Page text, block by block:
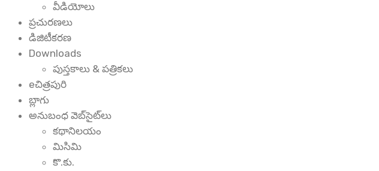
వీడియోలు
ప్రచురణలు
డిజిటీకరణ
Downloads
పుస్తకాలు & పత్రికలు
eచిత్రపురి
బ్లాగు
అనుబంధ వెబ్‌సైట్‌లు
కథానిలయం
మిసిమి
కొ.కు.